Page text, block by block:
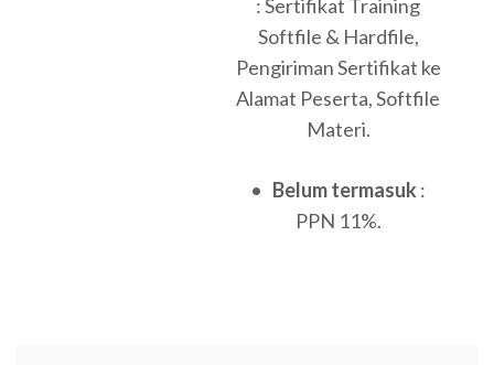
: Sertifikat Training
Softfile & Hardfile,
Pengiriman Sertifikat ke
Alamat Peserta, Softfile
Materi.
• Belum termasuk :
PPN 11%.